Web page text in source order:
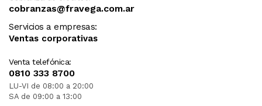
cobranzas@fravega.com.ar
Servicios a empresas:
Ventas corporativas
Venta telefónica:
0810 333 8700
LU-VI de 08:00 a 20:00
SA de 09:00 a 13:00